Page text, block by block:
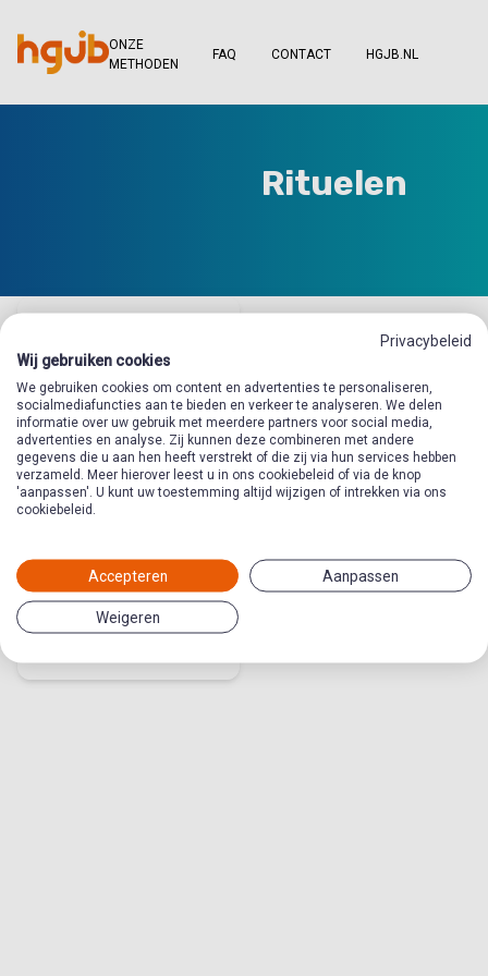
ONZE
METHODEN
FAQ CONTACT HGJB.NL
Rituelen
Jongerenwerkmethode
Privacybeleid
Wij gebruiken cookies
We gebruiken cookies om content en advertenties te personaliseren,
socialmediafuncties aan te bieden en verkeer te analyseren. We delen
informatie over uw gebruik met meerdere partners voor social media,
advertenties en analyse. Zij kunnen deze combineren met andere
gegevens die u aan hen heeft verstrekt of die zij via hun services hebben
verzameld. Meer hierover leest u in ons cookiebeleid of via de knop
'aanpassen'. U kunt uw toestemming altijd wijzigen of intrekken via ons
cookiebeleid.
Accepteren Aanpassen
Weigeren